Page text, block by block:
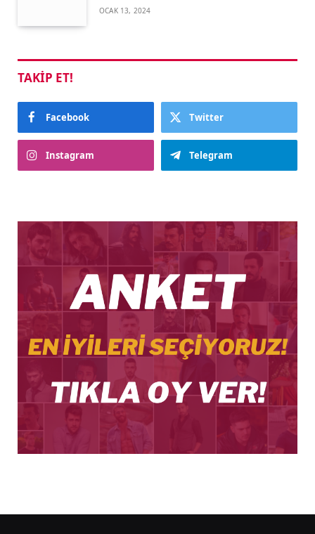
OCAK 13, 2024
TAKIP ET!
Facebook Twitter
Instagram Telegram